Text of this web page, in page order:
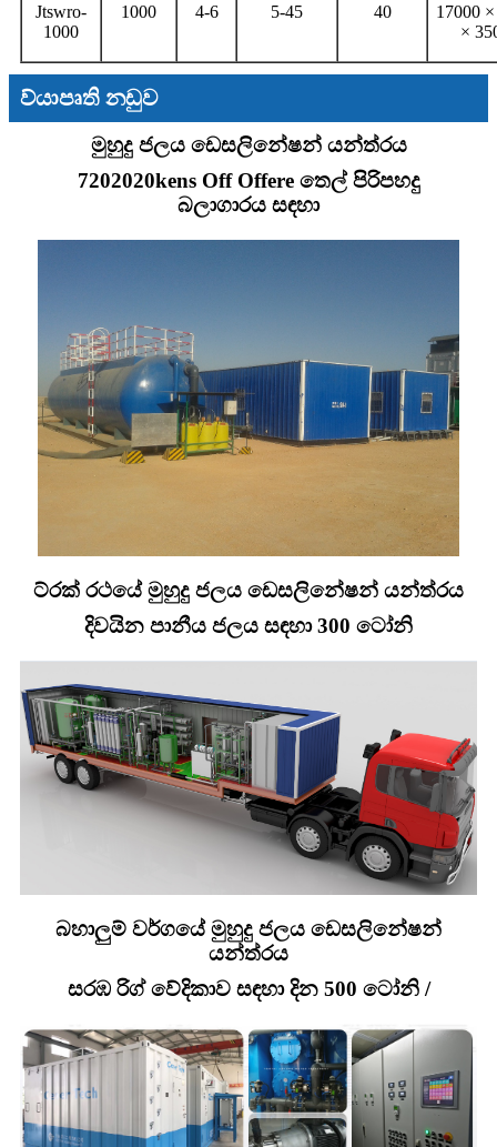
Jtswro-
1000
1000 4-6 5-45 40
17000
×
ව්යාපෘති නඩුව
මුහුදු ජලය ඩෙසලිනේෂන් යන්ත්රය
7202020kens Off Offere තෙල් පිරිපහදු
බලාගාරය සඳහා
ට්රක් රථයේ මුහුදු ජලය ඩෙසලිනේෂන් යන්ත්රය
දිවයින පානීය ජලය සඳහා 300 ටෝනි
බහාලුම් වර්ගයේ මුහුදු ජලය ඩෙසලිනේෂන්
යන්ත්රය
සරඹ රිග් වේදිකාව සඳහා දින 500 ටෝනි /